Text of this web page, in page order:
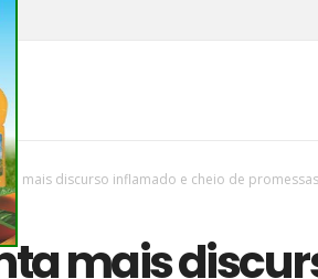
mais discurso inflamado e cheio de
mais